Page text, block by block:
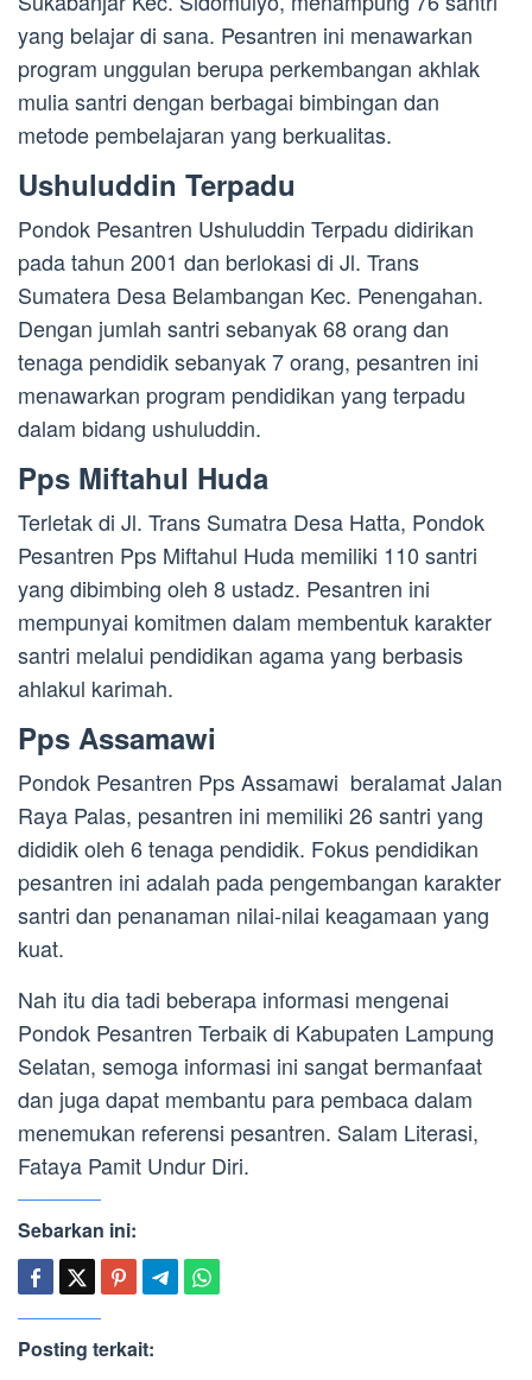
yang belajar di sana. Pesantren ini menawarkan
program unggulan berupa perkembangan akhlak
mulia santri dengan berbagai bimbingan dan
metode pembelajaran yang berkualitas.
Ushuluddin Terpadu
Pondok Pesantren Ushuluddin Terpadu didirikan
pada tahun 2001 dan berlokasi di Jl. Trans
Sumatera Desa Belambangan Kec. Penengahan.
Dengan jumlah santri sebanyak 68 orang dan
tenaga pendidik sebanyak 7 orang, pesantren ini
menawarkan program pendidikan yang terpadu
dalam bidang ushuluddin.
Pps Miftahul Huda
Terletak di Jl. Trans Sumatra Desa Hatta, Pondok
Pesantren Pps Miftahul Huda memiliki 110 santri
yang dibimbing oleh 8 ustadz. Pesantren ini
mempunyai komitmen dalam membentuk karakter
santri melalui pendidikan agama yang berbasis
ahlakul karimah.
Pps Assamawi
Pondok Pesantren Pps Assamawi beralamat Jalan
Raya Palas, pesantren ini memiliki 26 santri yang
dididik oleh 6 tenaga pendidik. Fokus pendidikan
pesantren ini adalah pada pengembangan karakter
santri dan penanaman nilai-nilai keagamaan yang
kuat.
Nah itu dia tadi beberapa informasi mengenai
Pondok Pesantren Terbaik di Kabupaten Lampung
Selatan, semoga informasi ini sangat bermanfaat
dan juga dapat membantu para pembaca dalam
menemukan referensi pesantren. Salam Literasi,
Fataya Pamit Undur Diri.
Sebarkan ini:
Posting terkait: